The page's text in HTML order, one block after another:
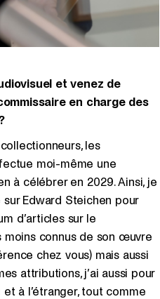
et venez de
en charge des
les
moi-même une
à célébrer en 2029. Ainsi, je
Edward Steichen pour
d’articles sur le
moins connus de son œuvre
chez vous) mais aussi
attributions, j’ai aussi pour
à l’étranger, tout comme